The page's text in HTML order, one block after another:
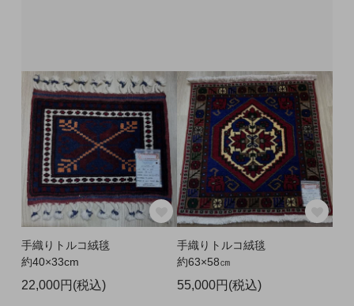
手織りトルコ絨毯
約40×33cm
22,000円(税込)
手織りトルコ絨毯
約63×58㎝
55,000円(税込)